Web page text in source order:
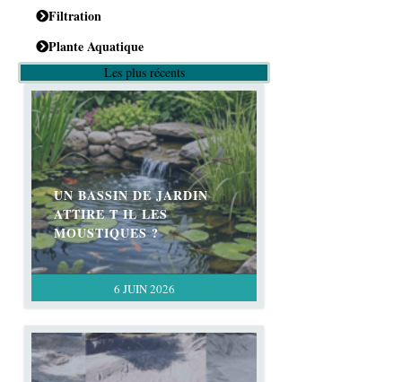
Filtration
Plante Aquatique
Les plus récents
6 JUIN 2026
UN BASSIN DE JARDIN
ATTIRE T IL LES
MOUSTIQUES ?